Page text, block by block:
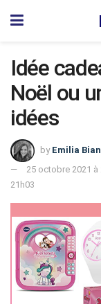
Idée
Noël ou
idées
by Emilia
25 octobre 2021 à
21h03